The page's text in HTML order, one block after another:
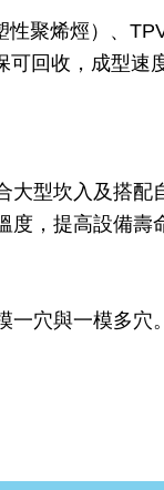
聚烯烴）、
回收，成型
型坎入及搭配
，提高設備壽
穴與一模多穴。